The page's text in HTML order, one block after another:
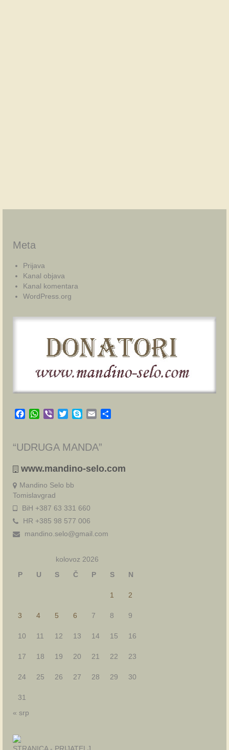
Meta
Prijava
Kanal objava
Kanal komentara
WordPress.org
Facebook
WhatsApp
Viber TwitterSkypeEmail
“UDRUGA MANDA”
www.mandino-selo.com
Mandino Selo bb
Tomislavgrad
BiH +387 63 331 660
HR +385 98 577 006
mandino.selo@gmail.com
kolovoz 2026
P
U S Č P S N
1 2
3 4 5 6 7 8 9
10 11 12 13 14 15 16
17 18 19 20 21 22 23
24 25 26 27 28 29 30
31
« srp
STRANICA - PRIJATELJ